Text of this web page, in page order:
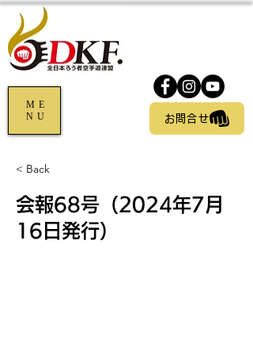
ME
NU
お問合せ
< Back
会報68号（2024年7月
16日発行）